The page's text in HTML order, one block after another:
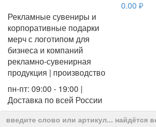
Рекламные сувениры и
корпоративные подарки
мерч с логотипом для
бизнеса и компаний
рекламно-сувенирная
продукция | производство
пн-пт: 09:00 - 19:00 |
Доставка по всей России
0.00 руб.